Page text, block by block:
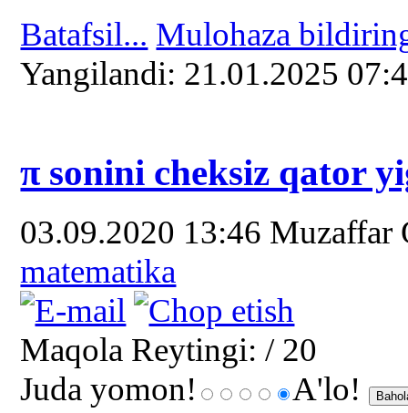
Batafsil... Mulohaza
Yangilаndi: 21.01.2025
π sonini cheksiz qator
03.09.2020 13:46 Muzaffar
matematika
Maqola Reytingi: / 20
Juda yomon!
A'lo!